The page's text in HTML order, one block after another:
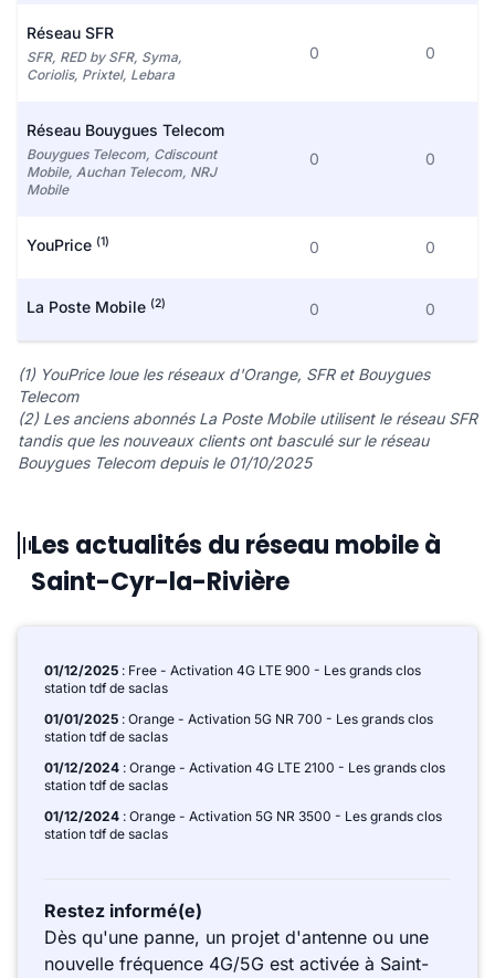
Réseau SFR
SFR, RED by SFR, Syma,
Coriolis, Prixtel, Lebara
0 0
Réseau Bouygues Telecom
Bouygues Telecom, Cdiscount
Mobile, Auchan Telecom, NRJ
Mobile
0 0
YouPrice (1) 0 0
La Poste Mobile (2) 0 0
(1) YouPrice loue les réseaux d'Orange, SFR et Bouygues
Telecom
(2) Les anciens abonnés La Poste Mobile utilisent le réseau SFR
tandis que les nouveaux clients ont basculé sur le réseau
Bouygues Telecom depuis le 01/10/2025
Les actualités du réseau mobile à
Saint-Cyr-la-Rivière
01/12/2025 : Free - Activation 4G LTE 900 - Les grands clos
station tdf de saclas
01/01/2025 : Orange - Activation 5G NR 700 - Les grands clos
station tdf de saclas
01/12/2024 : Orange - Activation 4G LTE 2100 - Les grands clos
station tdf de saclas
01/12/2024 : Orange - Activation 5G NR 3500 - Les grands clos
station tdf de saclas
Restez informé(e)
Dès qu'une panne, un projet d'antenne ou une
nouvelle fréquence 4G/5G est activée à Saint-